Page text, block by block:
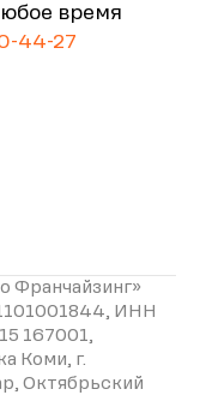
время
44-27
Франчайзинг»
ИНН
167001,
Коми, г.
Октябрьский